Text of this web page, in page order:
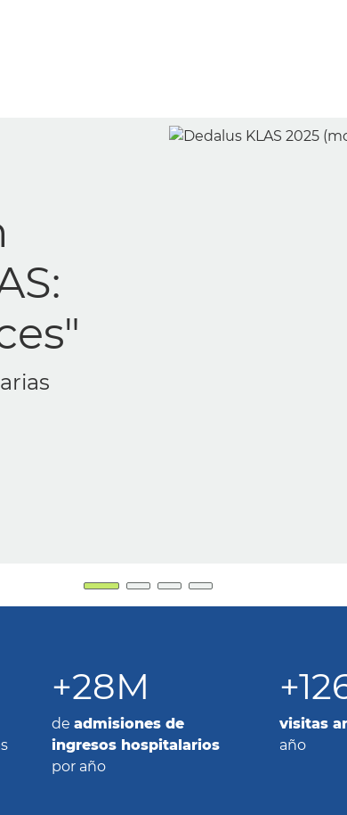
el
+28M
de admisiones de
ingresos hospitalarios
por año
visitas
año